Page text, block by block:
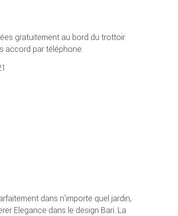
gratuitement au bord du trottoir
accord par téléphone.
dans n'importe quel jardin,
Elegance dans le design Bari. La